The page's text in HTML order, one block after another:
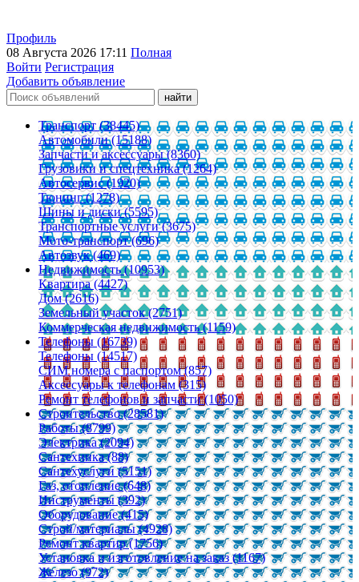
Профиль
08 Августа 2026 17:11 Полная
Войти Регистрация
Добавить объявление
Транспорт (38445)
Автомобили (15188)
Запчасти и аксессуары (8360)
Грузовики и спецтехника (1264)
Автосервис (1920)
Тюнинг (1278)
Шины и диски (5595)
Транспортные услуги (3675)
Мото-транспорт (696)
Автозвук (469)
Недвижимость (10953)
Квартира (4427)
Дом (2616)
Земельный участок (2751)
Коммерческая недвижимость (1159)
Телефоны (16739)
Телефоны (14517)
СИМ номера с паспортом (857)
Аксессуары к телефонам (315)
Ремонт телефонов и запчасти (1050)
Строительство (28581)
Работы (8799)
Электрика (2094)
Сантехника (88)
Сантехуслуги (5151)
Газ, отопление (648)
Инструменты (392)
Оборудование (415)
Строй/материалы (4928)
Ремонт квартир (1756)
Установка и изготовление на заказ (1167)
Железо (972)